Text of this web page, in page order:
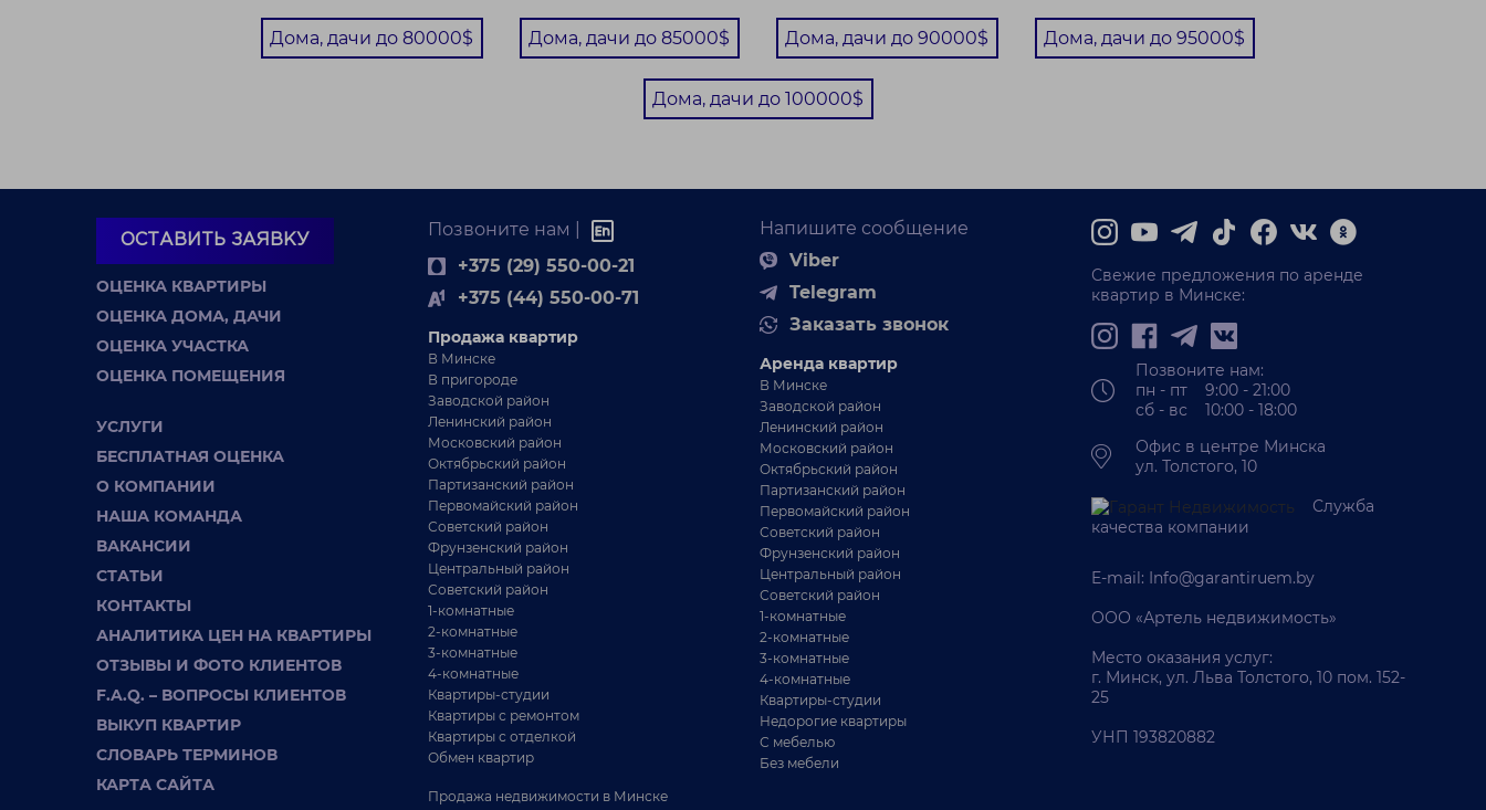
Продаю дачу в СТ Водолей, Пуховичский
СТ Водолей
Пуховичское направление
16 км от Минска
Продам дачу 16 км от Минска, Пуховичское
В продаже садовый домик в СТ Шарик
Минская обл.,
Пуховичский р-н,
Пережирский c/с, СТ
Пуховичское направление
12 / / м²
Дача для тех, кто ищет точку входа в загородную
жизнь с минимальным бюджетом. Продаём не
дворец, а ...
42 500 BYN
В продаже современная дача в СТ Кветка
72 832 BYN
Дома, дачи до 80000$ Дома, дачи до 85000$ Дома, дачи до 90000$ Дома, дачи до 95000$
Дома, дачи до 100000$
ОСТАВИТЬ ЗАЯВКУ
ОЦЕНКА КВАРТИРЫ
ОЦЕНКА ДОМА, ДАЧИ
ОЦЕНКА УЧАСТКА
ОЦЕНКА ПОМЕЩЕНИЯ
УСЛУГИ
БЕСПЛАТНАЯ ОЦЕНКА
О КОМПАНИИ
НАША КОМАНДА
ВАКАНСИИ
СТАТЬИ
КОНТАКТЫ
АНАЛИТИКА ЦЕН НА КВАРТИРЫ
ОТЗЫВЫ И ФОТО КЛИЕНТОВ
F.A.Q. – ВОПРОСЫ КЛИЕНТОВ
ВЫКУП КВАРТИР
СЛОВАРЬ ТЕРМИНОВ
КАРТА САЙТА
Позвоните нам |
+375 (29) 550-00-21
+375 (44) 550-00-71
Продажа квартир
В Минске
В пригороде
Заводской район
Ленинский район
Московский район
Октябрьский район
Партизанский район
Первомайский район
Советский район
Фрунзенский район
Центральный район
Советский район
1-комнатные
2-комнатные
3-комнатные
4-комнатные
Квартиры-студии
Квартиры с ремонтом
Квартиры с отделкой
Обмен квартир
Продажа недвижимости в Минске
Напишите сообщение
Viber
Telegram
Заказать звонок
Аренда квартир
В Минске
Заводской район
Ленинский район
Московский район
Октябрьский район
Партизанский район
Первомайский район
Советский район
Фрунзенский район
Центральный район
Советский район
1-комнатные
2-комнатные
3-комнатные
4-комнатные
Квартиры-студии
Недорогие квартиры
С мебелью
Без мебели
Свежие предложения по аренде
квартир в Минске:
Позвоните нам:
пн - пт 9:00 - 21:00
сб - вс 10:00 - 18:00
Офис в центре Минска
ул. Толстого, 10
Служба
качества компании
E-mail: Info@garantiruem.by
ООО «Артель недвижимость»
Место оказания услуг:
г. Минск, ул. Льва Толстого, 10 пом. 152-
25
УНП 193820882